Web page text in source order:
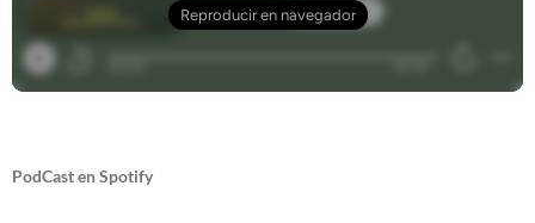
PodCast en Spotify